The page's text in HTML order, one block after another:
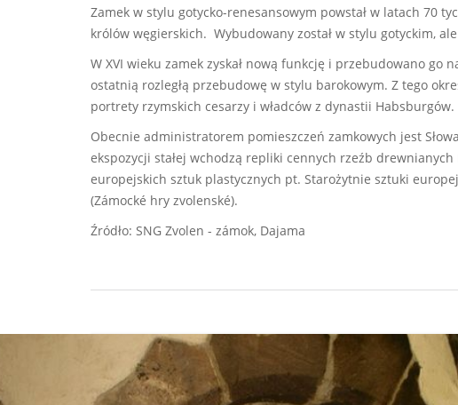
Zamek w stylu gotycko-renesansowym powstał w latach 70
królów węgierskich. Wybudowany został w stylu gotyckim,
W XVI wieku zamek zyskał nową funkcję i przebudowano
ostatnią rozległą przebudowę w stylu barokowym. Z tego
portrety rzymskich cesarzy i władców z dynastii Habsburgów.
Obecnie administratorem pomieszczeń zamkowych jest
ekspozycji stałej wchodzą repliki cennych rzeźb drewnianych
europejskich sztuk plastycznych pt. Starożytnie sztuki
(Zámocké hry zvolenské).
Źródło: SNG Zvolen - zámok, Dajama